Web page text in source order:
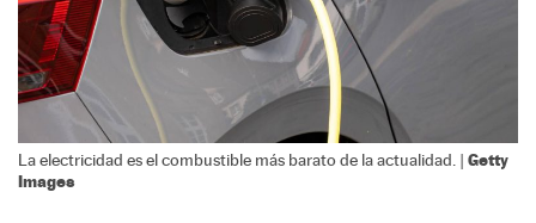
La electricidad es el combustible más barato de la actualidad. | Getty
Images